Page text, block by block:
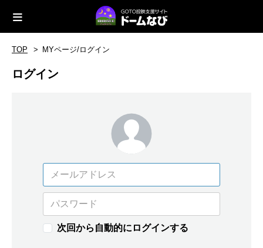
TOP MYページ/ログイン
ログイン
次回から自動的にログインする